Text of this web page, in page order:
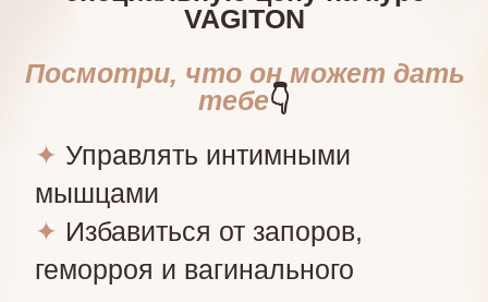
болезненных месячных
Оздоровить половую систему
✦Повысить самооценку и
✦Стать более чувственной и
притягательной
✦Замедлить процессы
старения, облегчить симптомы